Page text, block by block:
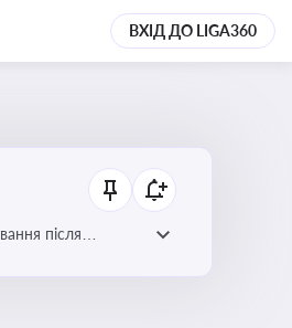
ВХІД ДО LIGA360
після